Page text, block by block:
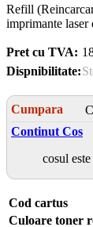
Refill
imprimante laser
Pret cu TVA:
Dispnibilitate:
Cumpara
Continut Cos
cosul
Cod cartus
Culoare toner